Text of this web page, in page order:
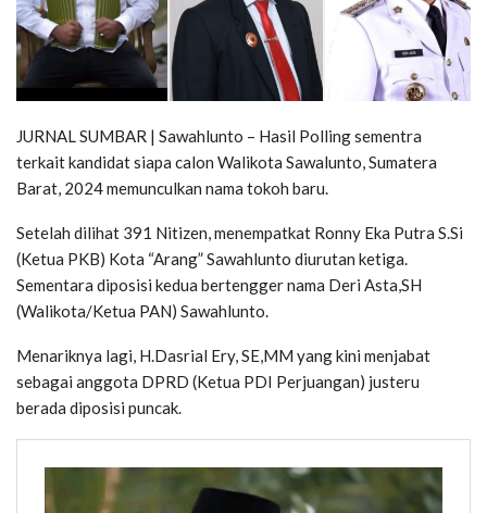
JURNAL SUMBAR | Sawahlunto – Hasil Polling sementra
terkait kandidat siapa calon Walikota Sawalunto, Sumatera
Barat, 2024 memunculkan nama tokoh baru.
Setelah dilihat 391 Nitizen, menempatkat Ronny Eka Putra S.Si
(Ketua PKB) Kota “Arang” Sawahlunto diurutan ketiga.
Sementara diposisi kedua bertengger nama Deri Asta,SH
(Walikota/Ketua PAN) Sawahlunto.
Menariknya lagi, H.Dasrial Ery, SE,MM yang kini menjabat
sebagai anggota DPRD (Ketua PDI Perjuangan) justeru
berada diposisi puncak.